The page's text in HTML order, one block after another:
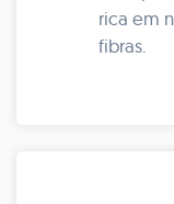
rica em
fibras.